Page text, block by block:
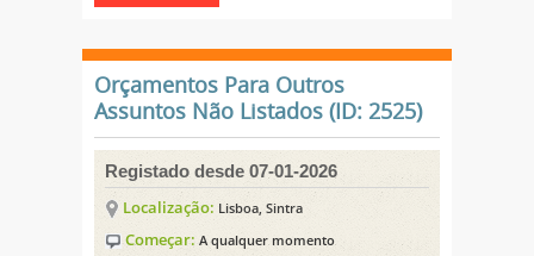
Orçamentos Para Outros
Assuntos Não Listados (ID: 2525)
Registado desde 07-01-2026
Localização: Lisboa, Sintra
Começar: A qualquer momento